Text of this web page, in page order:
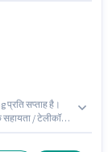
सप्ताह है।
/ टेलीकॉलर